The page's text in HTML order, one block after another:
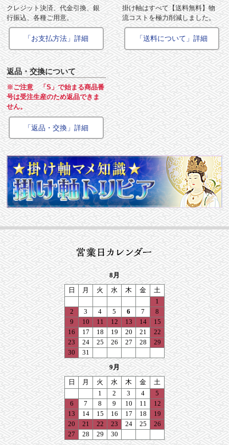
クレジット決済、代金引換、銀
行振込、各種ご用意。
「お支払方法」詳細
掛け軸はすべて【送料無料】物
流コストを極力削減しました。
「送料について」詳細
返品・交換について
※ご注意 「S」で始まる商品番
号は受注生産のため返品できま
せん。
「返品・交換」詳細